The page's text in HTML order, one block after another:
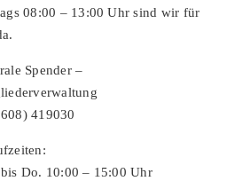
08:00 – 13:00 Uhr sind wir für
Spender –
419030
Do. 10:00 – 15:00 Uhr